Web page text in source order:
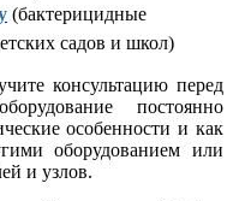
(бактерицидные
садов и школ)
консультацию перед
постоянно
особенности и как
оборудованием или
и узлов.